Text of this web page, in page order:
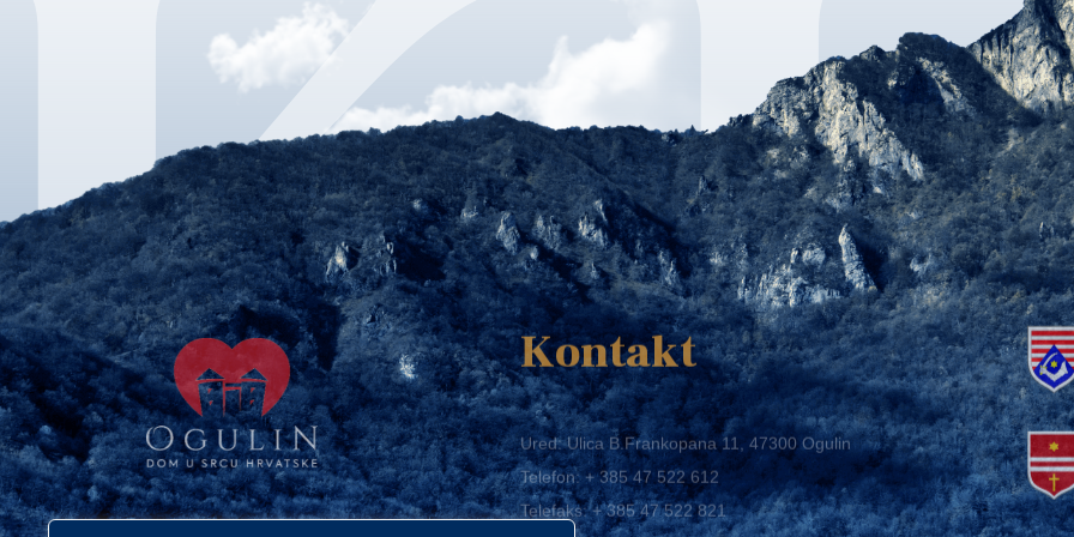
Kontakt
Ured: Ulica B.Frankopana 11, 47300 Ogulin
Telefon:+ 385 47 522 612
Telefaks:+ 385 47 522 821
E-mail:grad-ogulin@ogulin.hr